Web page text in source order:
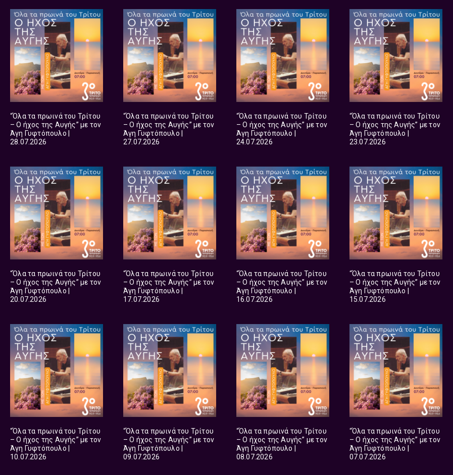
“Όλα τα πρωινά του Τρίτου
– Ο ήχος της Αυγής” με τον
Άγη Γυφτόπουλο |
28.07.2026
“Όλα τα πρωινά του Τρίτου
– Ο ήχος της Αυγής” με τον
Άγη Γυφτόπουλο |
27.07.2026
“Όλα τα πρωινά του Τρίτου
– Ο ήχος της Αυγής” με τον
Άγη Γυφτόπουλο |
24.07.2026
“Όλα τα πρωινά του Τρίτου
– Ο ήχος της Αυγής” με τον
Άγη Γυφτόπουλο |
23.07.2026
“Όλα τα πρωινά του Τρίτου
– Ο ήχος της Αυγής” με τον
Άγη Γυφτόπουλο |
20.07.2026
“Όλα τα πρωινά του Τρίτου
– Ο ήχος της Αυγής” με τον
Άγη Γυφτόπουλο |
17.07.2026
“Όλα τα πρωινά του Τρίτου
– Ο ήχος της Αυγής” με τον
Άγη Γυφτόπουλο |
16.07.2026
“Όλα τα πρωινά του Τρίτου
– Ο ήχος της Αυγής” με τον
Άγη Γυφτόπουλο |
15.07.2026
“Όλα τα πρωινά του Τρίτου
– Ο ήχος της Αυγής” με τον
Άγη Γυφτόπουλο |
10.07.2026
“Όλα τα πρωινά του Τρίτου
– Ο ήχος της Αυγής” με τον
Άγη Γυφτόπουλο |
09.07.2026
“Όλα τα πρωινά του Τρίτου
– Ο ήχος της Αυγής” με τον
Άγη Γυφτόπουλο |
08.07.2026
“Όλα τα πρωινά του Τρίτου
– Ο ήχος της Αυγής” με τον
Άγη Γυφτόπουλο |
07.07.2026